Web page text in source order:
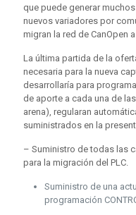
que puede generar
nuevos variadores por
migran la red de CanOpen a
La última partida de la
necesaria para la nueva
desarrollaría para
de aporte a cada una de
arena), regularan
suministrados en la
– Suministro de todas las
para la migración del PLC.
Suministro de una
programación